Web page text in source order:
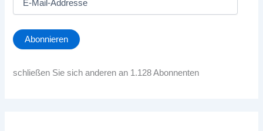
a
i
A
Abonnieren
schließen Sie sich anderen an 1.128 Abonnenten